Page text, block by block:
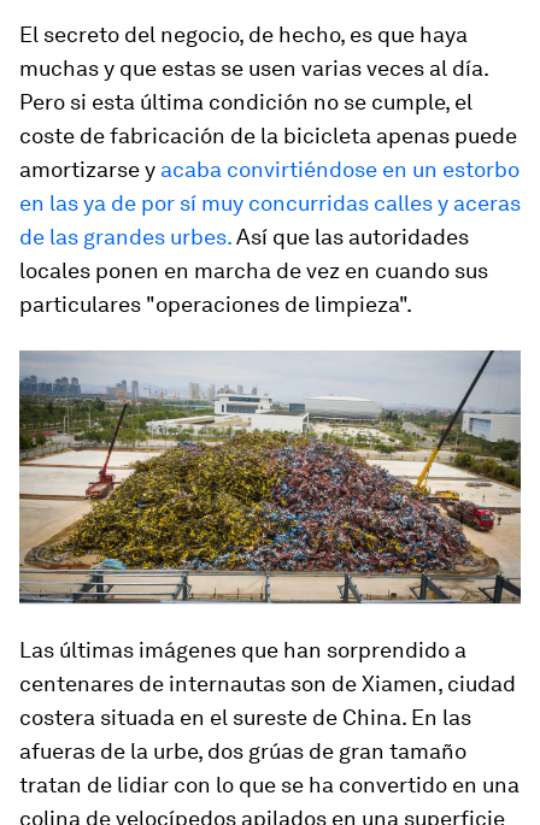
El secreto del negocio, de hecho, es que haya
muchas y que estas se usen varias veces al día.
Pero si esta última condición no se cumple, el
coste de fabricación de la bicicleta apenas puede
amortizarse y acaba convirtiéndose en un estorbo
en las ya de por sí muy concurridas calles y aceras
de las grandes urbes.Así que las autoridades
locales ponen en marcha de vez en cuando sus
particulares "operaciones de limpieza".
Las últimas imágenes que han sorprendido a
centenares de internautas son de Xiamen, ciudad
costera situada en el sureste de China. En las
afueras de la urbe, dos grúas de gran tamaño
tratan de lidiar con lo que se ha convertido en una
colina de velocípedos apilados en una superficie